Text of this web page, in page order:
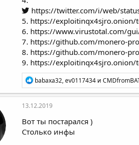
https://twitter.com/i/web/
5. https://exploitinqx4sjro.onion/
6. https://www.virustotal.com/
7. https://github.com/monero-
8. https://github.com/monero-
9. https://exploitinqx4sjro.onion/
Р
е
а
к
и
и
:
babaxa32,ev0117434 и
13.12.2019
Вот ты постарался )
Столько инфы